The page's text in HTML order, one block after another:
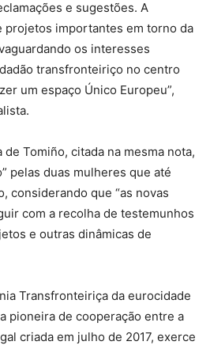
e sugestões. A
projetos importantes em torno da
os interesses
transfronteiriço no centro
um espaço Único Europeu”,
Tomiño, citada na mesma nota,
pelas duas mulheres que até
considerando que “as novas
com a recolha de testemunhos
e outras dinâmicas de
Transfronteiriça da eurocidade
pioneira de cooperação entre a
criada em julho de 2017, exerce